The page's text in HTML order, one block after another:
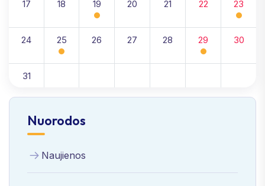
17 18 19 20 21 22 23
24 25 26 27 28 29 30
31
Nuorodos
Naujienos